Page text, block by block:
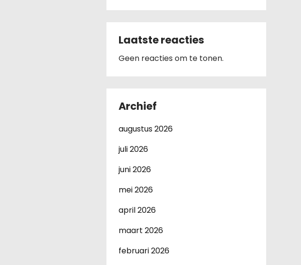
Laatste reacties
Geen reacties om te tonen.
Archief
augustus 2026
juli 2026
juni 2026
mei 2026
april 2026
maart 2026
februari 2026